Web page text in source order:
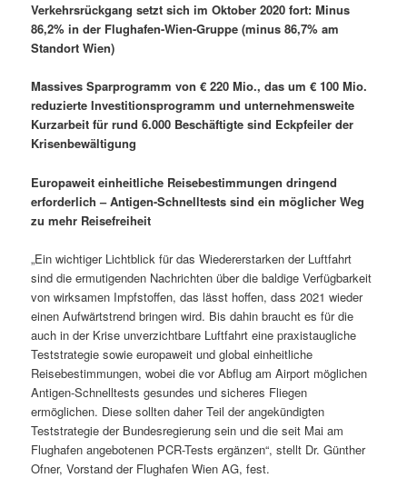
Verkehrsrückgang setzt sich im Oktober 2020 fort: Minus
86,2% in der Flughafen-Wien-Gruppe (minus 86,7% am
Standort Wien)
Massives Sparprogramm von € 220 Mio., das um € 100 Mio.
reduzierte Investitionsprogramm und unternehmensweite
Kurzarbeit für rund 6.000 Beschäftigte sind Eckpfeiler der
Krisenbewältigung
Europaweit einheitliche Reisebestimmungen dringend
erforderlich – Antigen-Schnelltests sind ein möglicher Weg
zu mehr Reisefreiheit
„Ein wichtiger Lichtblick für das Wiedererstarken der Luftfahrt
sind die ermutigenden Nachrichten über die baldige Verfügbarkeit
von wirksamen Impfstoffen, das lässt hoffen, dass 2021 wieder
einen Aufwärtstrend bringen wird. Bis dahin braucht es für die
auch in der Krise unverzichtbare Luftfahrt eine praxistaugliche
Teststrategie sowie europaweit und global einheitliche
Reisebestimmungen, wobei die vor Abflug am Airport möglichen
Antigen-Schnelltests gesundes und sicheres Fliegen
ermöglichen. Diese sollten daher Teil der angekündigten
Teststrategie der Bundesregierung sein und die seit Mai am
Flughafen angebotenen PCR-Tests ergänzen“, stellt Dr. Günther
Ofner, Vorstand der Flughafen Wien AG, fest.